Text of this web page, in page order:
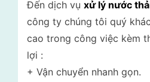
Đến dịch vụ xử lý nước
công ty chúng tôi quý
cao trong công việc kèm
lợi :
+ Vận chuyển nhanh gọn.